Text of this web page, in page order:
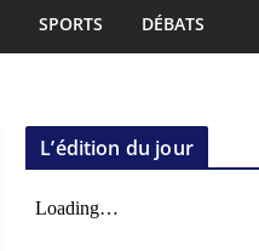
SPORTS DÉBATS
L’édition du jour